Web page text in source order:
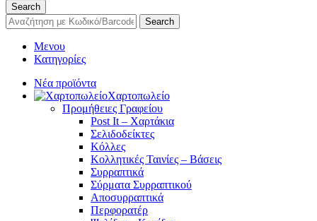
Search
Search
Μενου
Κατηγορίες
Νέα προϊόντα
Χαρτοπωλείο
Προμήθειες Γραφείου
Post It – Χαρτάκια
Σελιδοδείκτες
Κόλλες
Κολλητικές Ταινίες – Βάσεις
Συρραπτικά
Σύρματα Συρραπτικού
Αποσυρραπτικά
Περφορατέρ